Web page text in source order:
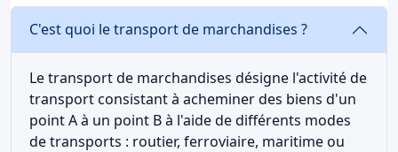
C'est quoi le transport de marchandises ?
Le transport de marchandises désigne l'activité de
transport consistant à acheminer des biens d'un
point A à un point B à l'aide de différents modes
de transports : routier, ferroviaire, maritime ou